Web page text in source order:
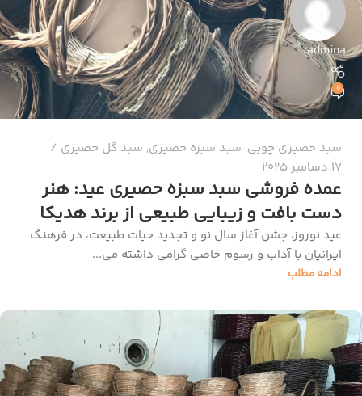
admina
0
سبد حصیری چوبی, سبد سبزه حصیری, سبد گل حصیری
17 دسامبر 2025
عمده فروشی سبد سبزه حصیری عید: هنر
دست بافت و زیبایی طبیعی از برند هدیکا
عید نوروز، جشن آغاز سال نو و تجدید حیات طبیعت، در فرهنگ
ایرانیان با آداب و رسوم خاصی گرامی داشته می‌...
ادامه مطلب